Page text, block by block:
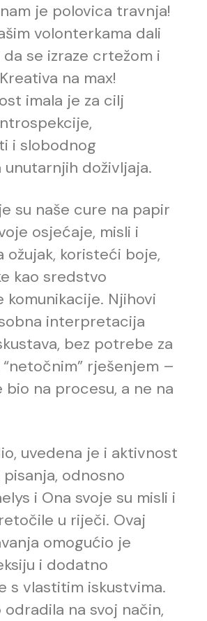
je polovica travnja!
volonterkama dali
se izraze crtežom i
na max!
imala je za cilj
i slobodnog
unutarnjih doživljaja.
su naše cure na papir
osjećaje, misli i
ožujak, koristeći boje,
kao sredstvo
komunikacije. Njihovi
interpretacija
bez potrebe za
“netočnim” rješenjem –
bio na procesu, a ne na
uvedena je i aktivnost
odnosno
i Ona svoje su misli i
u riječi. Ovaj
omogućio je
i dodatno
s vlastitim iskustvima.
odradila na svoj način,